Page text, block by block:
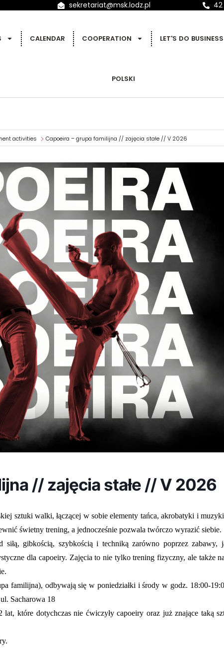
sekretariat@msk.lodz.pl
CALENDAR COOPERATION LET'S DO BUSINESS
POLSKI
activities Capoeira – grupa familijna // zajęcia stałe // V 2026
// zajęcia stałe // V 2026
sztuki walki, łączącej w sobie elementy tańca, akrobatyki i
świetny trening, a jednocześnie pozwala twórczo wyrazić siebie.
siłą, gibkością, szybkością i techniką zarówno poprzez zabawy,
dla capoeiry. Zajęcia to nie tylko trening fizyczny, ale także
familijna), odbywają się w poniedziałki i środy w godz. 18:00-
Sacharowa 18
które dotychczas nie ćwiczyły capoeiry oraz już znające taką